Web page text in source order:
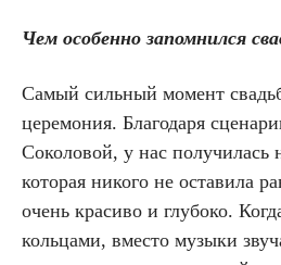
Чем особенно запомнился
Самый сильный момент
церемония. Благодаря
Соколовой, у нас получилась
которая никого не оставила
очень красиво и глубоко.
кольцами, вместо музыки